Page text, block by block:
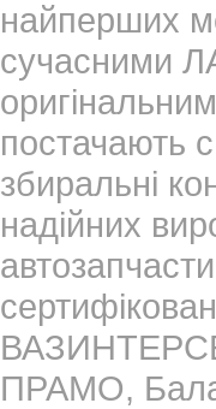
найперших
сучасними
постачають
збиральні
надійних
ПРАМО,